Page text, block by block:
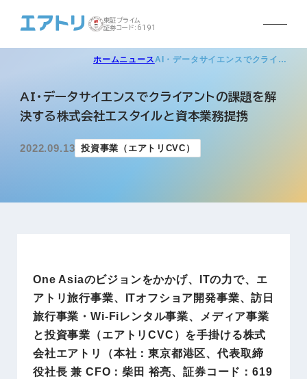
東証プライム
証券コード:6191
ホームニュースAI・データサイエンスでクライ…
AI・データサイエンスでクライアントの課題を解
決する株式会社エスタイルと資本業務提携
2022.09.13 投資事業（エアトリCVC）
One Asiaのビジョンをかかげ、ITの力で、エ
アトリ旅行事業、ITオフショア開発事業、訪日
旅行事業・Wi-Fiレンタル事業、メディア事業
と投資事業（エアトリCVC）を手掛ける株式
会社エアトリ（本社：東京都港区、代表取締
役社長 兼 CFO：柴田 裕亮、証券コード：619